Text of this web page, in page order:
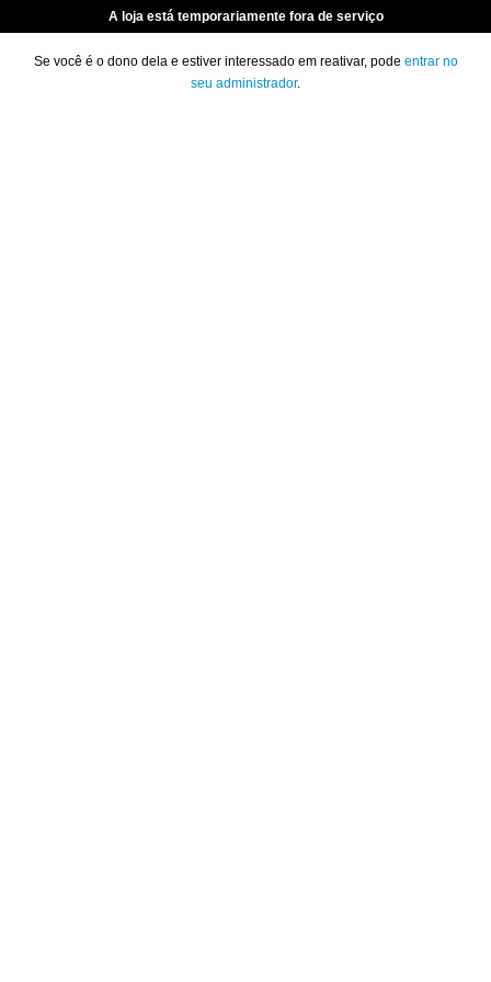
A loja está temporariamente fora de serviço
Se você é o dono dela e estiver interessado em reativar, pode entrar no
seu administrador.